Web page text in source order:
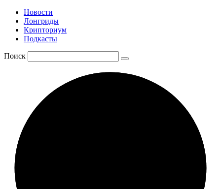
Новости
Лонгриды
Крипториум
Подкасты
Поиск